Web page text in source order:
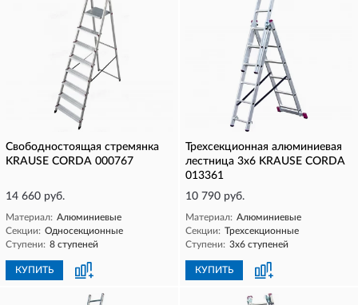
Свободностоящая стремянка
KRAUSE CORDA 000767
14 660 руб.
Материал: Алюминиевые
Секции: Односекционные
Ступени: 8 ступеней
КУПИТЬ
Трехсекционная алюминиевая
лестница 3х6 KRAUSE CORDA
013361
10 790 руб.
Материал: Алюминиевые
Секции: Трехсекционные
Ступени: 3х6 ступеней
КУПИТЬ